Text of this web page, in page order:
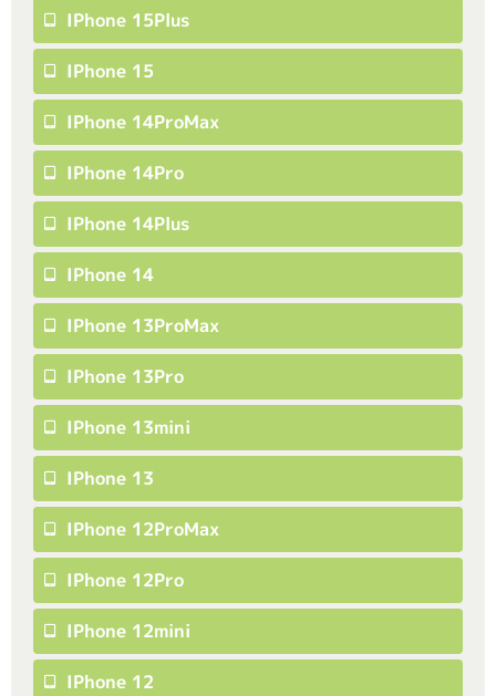
IPhone 15Plus
IPhone 15
IPhone 14ProMax
IPhone 14Pro
IPhone 14Plus
IPhone 14
IPhone 13ProMax
IPhone 13Pro
IPhone 13mini
IPhone 13
IPhone 12ProMax
IPhone 12Pro
IPhone 12mini
IPhone 12